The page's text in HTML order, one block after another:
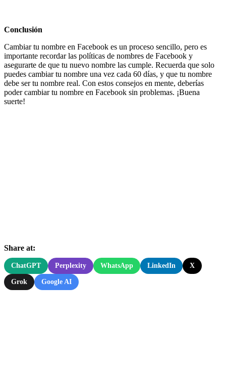
Conclusión
Cambiar tu nombre en Facebook es un proceso sencillo, pero es
importante recordar las políticas de nombres de Facebook y
asegurarte de que tu nuevo nombre las cumple. Recuerda que solo
puedes cambiar tu nombre una vez cada 60 días, y que tu nombre
debe ser tu nombre real. Con estos consejos en mente, deberías
poder cambiar tu nombre en Facebook sin problemas. ¡Buena
suerte!
Share at:
ChatGPT Perplexity WhatsApp LinkedIn X
Grok Google AI